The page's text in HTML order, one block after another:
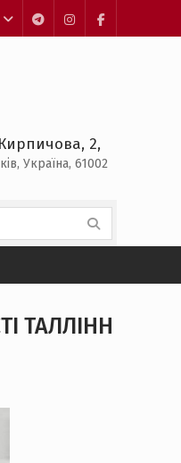
ПунктПунктПункт
2,
Україна, 61002
ТАЛЛІНН